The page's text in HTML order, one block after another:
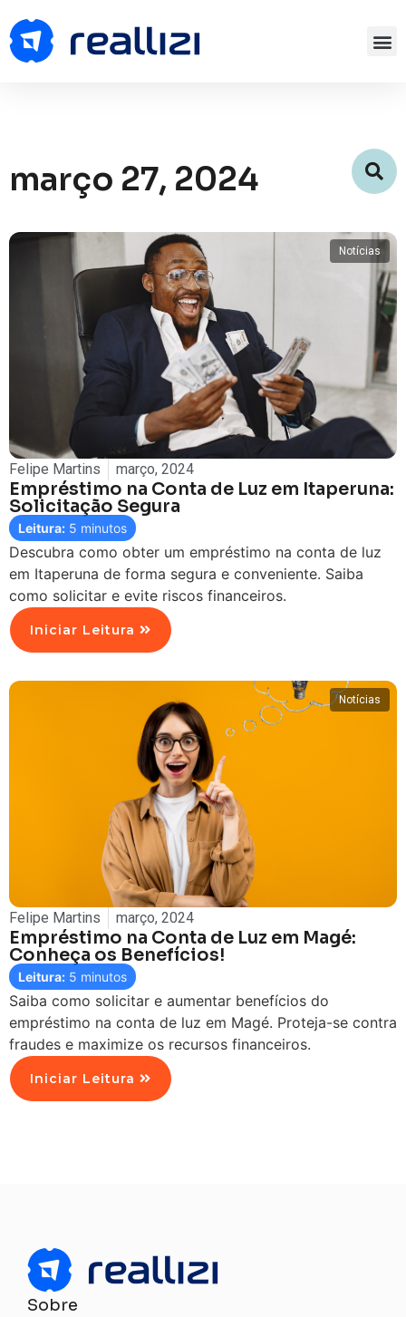
março 27, 2024
Notícias
Felipe Martins março, 2024
Empréstimo na Conta de Luz em Itaperuna:
Solicitação Segura
Leitura: 5 minutos
Descubra como obter um empréstimo na conta de luz
em Itaperuna de forma segura e conveniente. Saiba
como solicitar e evite riscos financeiros.
Iniciar Leitura
Notícias
Felipe Martins março, 2024
Empréstimo na Conta de Luz em Magé:
Conheça os Benefícios!
Leitura: 5 minutos
Saiba como solicitar e aumentar benefícios do
empréstimo na conta de luz em Magé. Proteja-se contra
fraudes e maximize os recursos financeiros.
Iniciar Leitura
Sobre